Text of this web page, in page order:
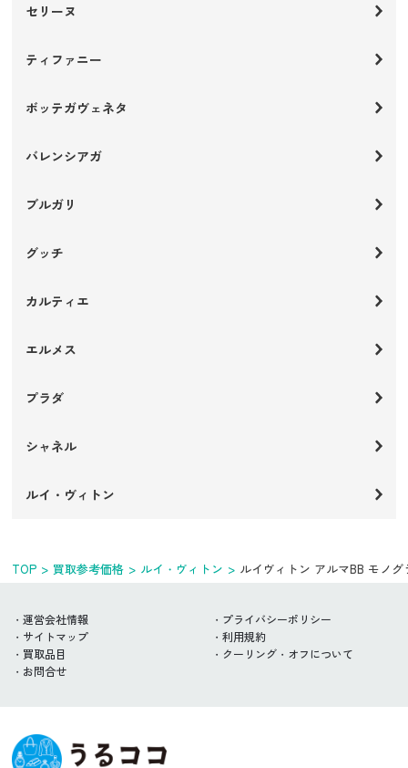
セリーヌ
ティファニー
ボッテガヴェネタ
バレンシアガ
ブルガリ
グッチ
カルティエ
エルメス
プラダ
シャネル
ルイ・ヴィトン
TOP 買取参考価格 ルイ・ヴィトン ルイヴィトン アルマBB モノ
運営会社情報
プライバシーポリシー
サイトマップ
利用規約
買取品目
クーリング・オフについて
お問合せ